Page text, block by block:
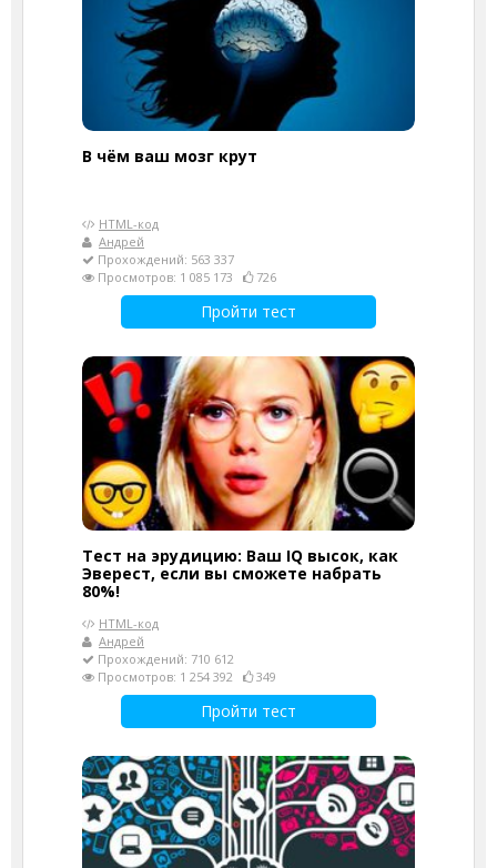
В чём ваш мозг крут
HTML-код
Андрей
Прохождений: 563 337
Просмотров: 1 085 173
726
Пройти тест
Тест на эрудицию: Ваш IQ высок, как
Эверест, если вы сможете набрать
80%!
HTML-код
Андрей
Прохождений: 710 612
Просмотров: 1 254 392
349
Пройти тест